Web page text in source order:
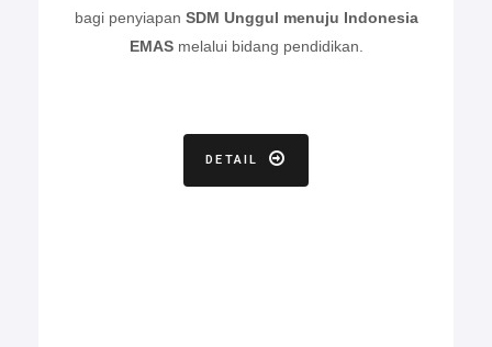
bagi penyiapan SDM Unggul menuju Indonesia
EMASmelalui bidang pendidikan.
DETAIL